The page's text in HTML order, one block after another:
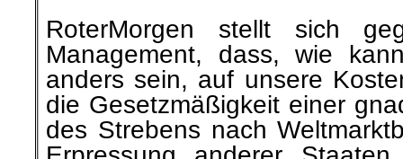
RoterMorgen stellt sich
Management, dass, wie
anders sein, auf unsere
die Gesetzmäßigkeit einer
des Strebens nach